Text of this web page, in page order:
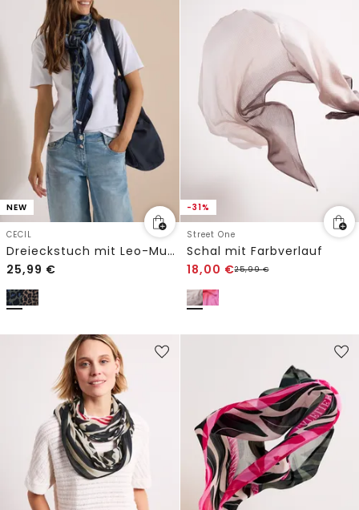
NEW
CECIL
Dreieckstuch mit Leo-Muster
25,99 €
-31%
Street One
Schal mit Farbverlauf
18,00 €25,99€